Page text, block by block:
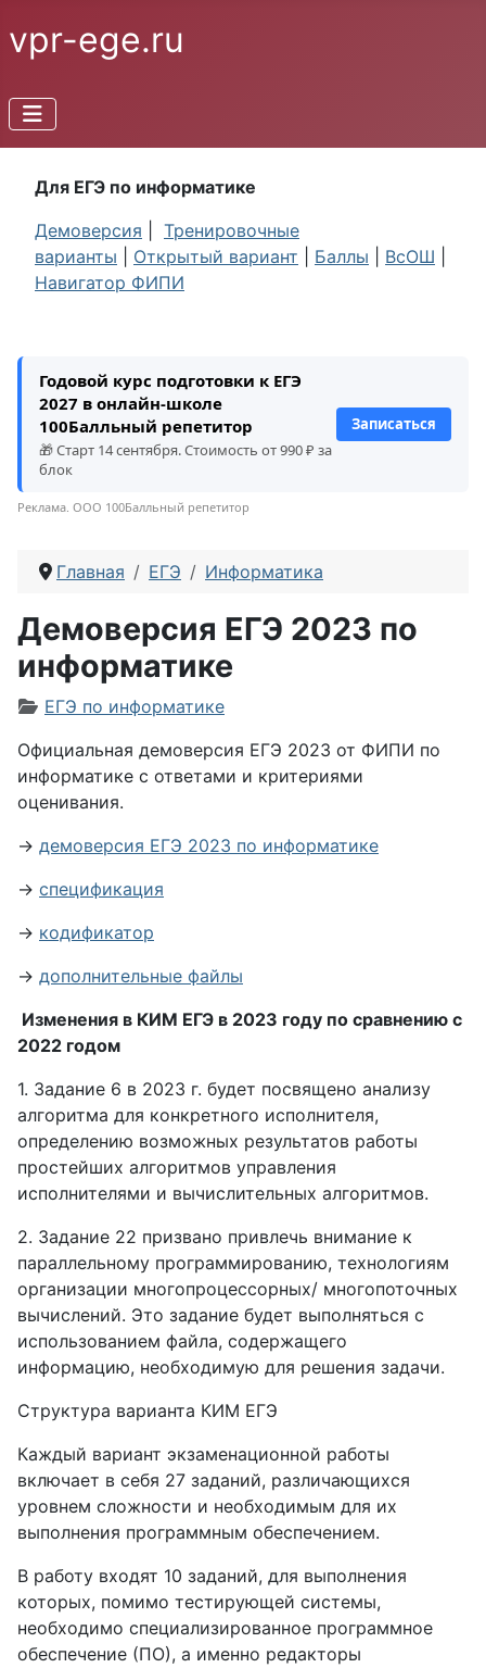
vpr-ege.ru
Для ЕГЭ по информатике
Демоверсия
Тренировочные
варианты
Открытый вариант Баллы ВсОШ
Навигатор ФИПИ
Годовой курс подготовки к ЕГЭ
2027 в онлайн-школе
100Балльный репетитор
🎁 Старт 14 сентября. Стоимость от 990 ₽ за
блок
Записаться
Реклама. ООО 100Балльный репетитор
Главная ЕГЭ Информатика
Демоверсия ЕГЭ 2023 по
информатике
Информация о материале
ЕГЭ по информатике
Официальная демоверсия ЕГЭ 2023 от ФИПИ по
информатике с ответами и критериями
оценивания.
→ демоверсия ЕГЭ 2023 по информатике
→ спецификация
→ кодификатор
→ дополнительные файлы
Изменения в КИМ ЕГЭ в 2023 году по сравнению с
2022 годом
1. Задание 6 в 2023 г. будет посвящено анализу
алгоритма для конкретного исполнителя,
определению возможных результатов работы
простейших алгоритмов управления
исполнителями и вычислительных алгоритмов.
2. Задание 22 призвано привлечь внимание к
параллельному программированию, технологиям
организации многопроцессорных/ многопоточных
вычислений. Это задание будет выполняться с
использованием файла, содержащего
информацию, необходимую для решения задачи.
Структура варианта КИМ ЕГЭ
Каждый вариант экзаменационной работы
включает в себя 27 заданий, различающихся
уровнем сложности и необходимым для их
выполнения программным обеспечением.
В работу входят 10 заданий, для выполнения
которых, помимо тестирующей системы,
необходимо специализированное программное
обеспечение (ПО), а именно редакторы